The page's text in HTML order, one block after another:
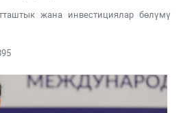
жана инвестициялар бөлүмү